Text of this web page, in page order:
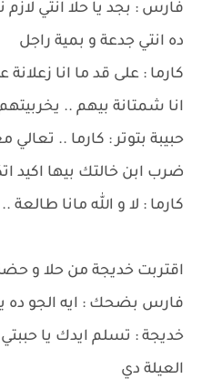
فارس : بجد يا حلا انتي
ده انتي جدعة و بمية راجل
كارما : على قد ما انا
انا شمتانة بيهم ..
حبيبة بتوتر : كارما ..
ضرب ابن خالتك بيها اكيد
كارما : لا و الله مانا
اقتربت خديجة من حلا و
فارس بضحك : ايه الجو ده
خديجة : تسلم ايدك يا
العيلة دي